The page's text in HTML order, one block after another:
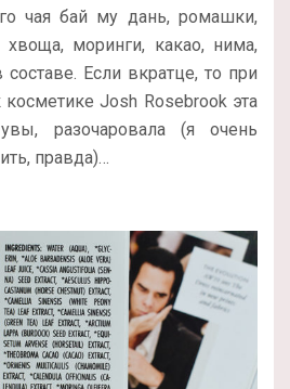
чая бай му дань, ромашки,
хвоща, моринги, какао, нима,
составе. Если вкратце, то при
Josh Rosebrook эта
разочаровала (я очень
правда)…